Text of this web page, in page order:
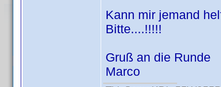
Kann mir jemand
Bitte....!!!!!
Gruß an die Runde
Marco